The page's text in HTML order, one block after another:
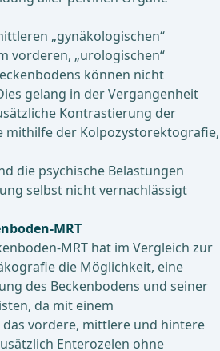
„gynäkologischen“
vorderen, „urologischen“
können nicht
gelang in der Vergangenheit
Kontrastierung der
mithilfe der Kolpozystorektografie,
die psychische Belastungen
selbst nicht vernachlässigt
MRT
MRT hat im Vergleich zur
die Möglichkeit, eine
des Beckenbodens und seiner
da mit einem
vordere, mittlere und hintere
Enterozelen ohne